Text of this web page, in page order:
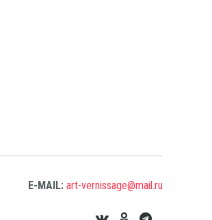
E-MAIL: art-vernissage@mail.ru